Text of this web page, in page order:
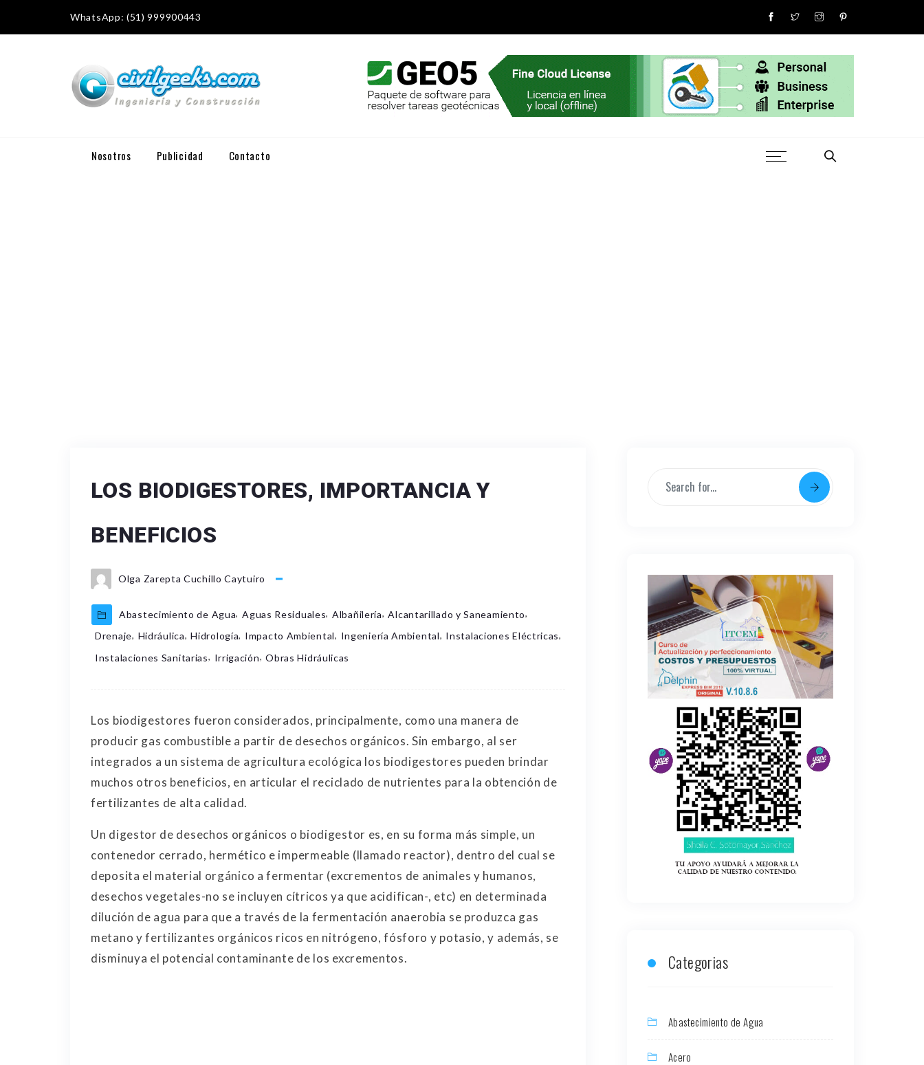
WhatsApp: (51) 999900443
Nosotros Publicidad Contacto
LOS BIODIGESTORES, IMPORTANCIA Y
BENEFICIOS
Olga Zarepta Cuchillo Caytuiro
Abastecimiento de Agua, Aguas Residuales, Albañilería, Alcantarillado y Saneamiento,
Drenaje, Hidráulica, Hidrología, Impacto Ambiental, Ingeniería Ambiental, Instalaciones Eléctricas,
Instalaciones Sanitarias, Irrigación, Obras Hidráulicas
Los biodigestores fueron considerados, principalmente, como una manera de
producir gas combustible a partir de desechos orgánicos. Sin embargo, al ser
integrados a un sistema de agricultura ecológica los biodigestores pueden brindar
muchos otros beneficios, en articular el reciclado de nutrientes para la obtención de
fertilizantes de alta calidad.
Un digestor de desechos orgánicos o biodigestor es, en su forma más simple, un
contenedor cerrado, hermético e impermeable (llamado reactor), dentro del cual se
deposita el material orgánico a fermentar (excrementos de animales y humanos,
desechos vegetales-no se incluyen cítricos ya que acidifican-, etc) en determinada
dilución de agua para que a través de la fermentación anaerobia se produzca gas
metano y fertilizantes orgánicos ricos en nitrógeno, fósforo y potasio, y además, se
disminuya el potencial contaminante de los excrementos.
Categorias
Abastecimiento de Agua
Acero